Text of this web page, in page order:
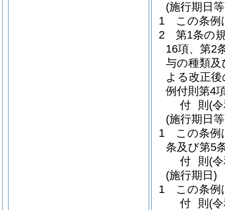
(施行期日
1
この条例
2
第1条の
16項、第2
与の種類
よる改正
例付則第4
付 則 (
(施行期日
1
この条例
条及び第5
付 則 (
(施行期日)
1
この条例
付 則 (